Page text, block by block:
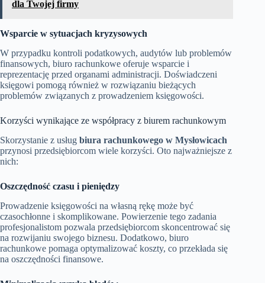
dla Twojej firmy
Wsparcie w sytuacjach kryzysowych
W przypadku kontroli podatkowych, audytów lub problemów
finansowych, biuro rachunkowe oferuje wsparcie i
reprezentację przed organami administracji. Doświadczeni
księgowi pomogą również w rozwiązaniu bieżących
problemów związanych z prowadzeniem księgowości.
Korzyści wynikające ze współpracy z biurem rachunkowym
Skorzystanie z usług biura rachunkowego w Mysłowicach
przynosi przedsiębiorcom wiele korzyści. Oto najważniejsze z
nich:
Oszczędność czasu i pieniędzy
Prowadzenie księgowości na własną rękę może być
czasochłonne i skomplikowane. Powierzenie tego zadania
profesjonalistom pozwala przedsiębiorcom skoncentrować się
na rozwijaniu swojego biznesu. Dodatkowo, biuro
rachunkowe pomaga optymalizować koszty, co przekłada się
na oszczędności finansowe.